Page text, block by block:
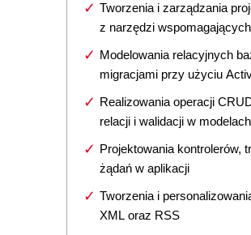
Tworzenia i zarządzania
z narzędzi
Modelowania relacyjnych
migracjami przy użyciu
Realizowania operacji
relacji i walidacji w modelach
Projektowania kontrolerów,
żądań w aplikacji
Tworzenia i
XML oraz RSS